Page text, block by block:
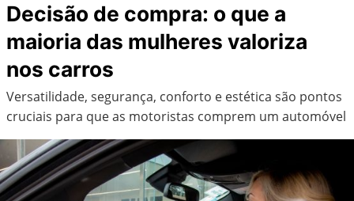
Decisão de compra: o que a
maioria das mulheres valoriza
nos carros
Versatilidade, segurança, conforto e estética são pontos
cruciais para que as motoristas comprem um automóvel